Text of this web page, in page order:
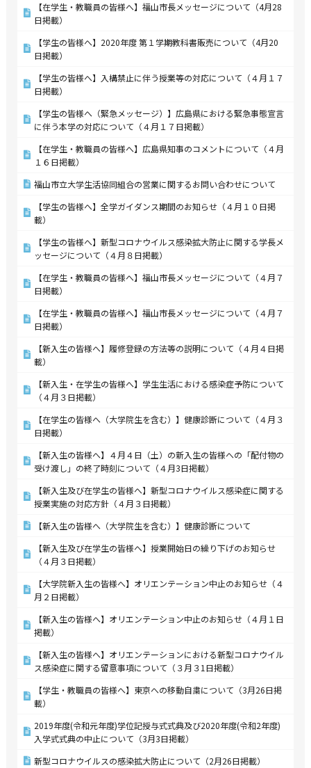
【在学生・教職員の皆様へ】福山市長メッセージについて（4月28
日掲載）
【学生の皆様へ】2020年度 第１学期教科書販売について（4月20
日掲載）
【学生の皆様へ】入構禁止に伴う授業等の対応について（４月１７
日掲載）
【学生の皆様へ（緊急メッセージ）】広島県における緊急事態宣言
に伴う本学の対応について（４月１７日掲載）
【在学生・教職員の皆様へ】広島県知事のコメントについて（４月
１６日掲載）
福山市立大学生活協同組合の営業に関するお問い合わせについて
【学生の皆様へ】全学ガイダンス期間のお知らせ（４月１０日掲
載）
【学生の皆様へ】新型コロナウイルス感染拡大防止に関する学長メ
ッセージについて（４月８日掲載）
【在学生・教職員の皆様へ】福山市長メッセージについて（４月７
日掲載）
【在学生・教職員の皆様へ】福山市長メッセージについて（４月７
日掲載）
【新入生の皆様へ】履修登録の方法等の説明について（４月４日掲
載）
【新入生・在学生の皆様へ】学生生活における感染症予防について
（４月３日掲載）
【在学生の皆様へ（大学院生を含む）】健康診断について（４月３
日掲載）
【新入生の皆様へ】４月４日（土）の新入生の皆様への「配付物の
受け渡し」の終了時刻について（４月3日掲載）
【新入生及び在学生の皆様へ】新型コロナウイルス感染症に関する
授業実施の対応方針（４月３日掲載）
【新入生の皆様へ（大学院生を含む）】健康診断について
【新入生及び在学生の皆様へ】授業開始日の繰り下げのお知らせ
（４月３日掲載）
【大学院新入生の皆様へ】オリエンテーション中止のお知らせ（４
月２日掲載）
【新入生の皆様へ】オリエンテーション中止のお知らせ（４月１日
掲載）
【新入生の皆様へ】オリエンテーションにおける新型コロナウイル
ス感染症に関する留意事項について（３月３1日掲載）
【学生・教職員の皆様へ】東京への移動自粛について（3月26日掲
載）
2019年度(令和元年度)学位記授与式式典及び2020年度(令和2年度)
入学式式典の中止について（3月3日掲載）
新型コロナウイルスの感染拡大防止について（2月26日掲載）